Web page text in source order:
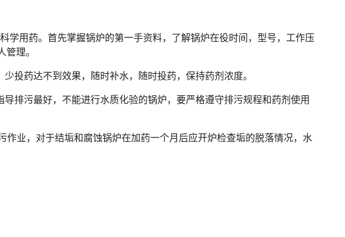
学用药。首先掌握锅炉的第一手资料，了解锅炉在役时间，型号，工作压
理。
投药达不到效果，随时补水，随时投药，保持药剂浓度。
排污最好，不能进行水质化验的锅炉，要严格遵守排污规程和药剂使用
业，对于结垢和腐蚀锅炉在加药一个月后应开炉检查垢的脱落情况，水